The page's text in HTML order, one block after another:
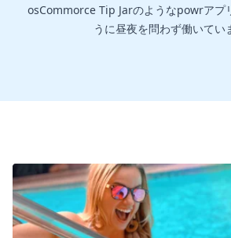
osCommorce Tip Jarのようなpowrアプ
うに昼夜を問わず働いてい